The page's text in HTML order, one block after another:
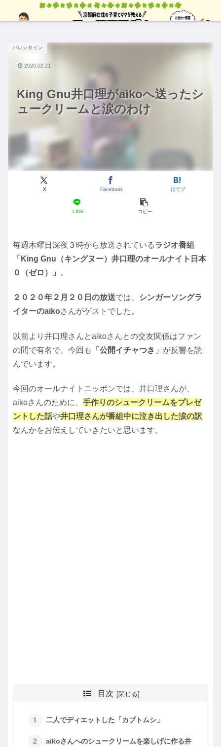
King Gnu井口理がaikoへ送ったシ
ュークリームと涙のわけ
バレンタイン
X Facebook はてブ
LINE コピー
2020.02.21
毎週木曜日深夜３時から放送されているラジオ番組
「King Gnu（キングヌー）井口理のオールナイト日本
０（ゼロ）」
。
２０２０年２月２０日の放送では、
シンガーソングラ
イターのaikoさんがゲストでした。
以前より井口理さんとaikoさんとの交友関係はファン
の間で有名で、今回も
「公開イチャつき」 が反響を読
んでいます。
今回のオールナイトニッポンでは、井口理さんが、
aikoさんのために、 手作りのシュークリームをプレゼ
ントした話や井口理さんが番組中に泣き出した涙の訳
なんかをお伝えしていきたいと思います。
目次
二人でディエットした「カブトムシ」
aikoさんへのシュークリームを楽しげに作る井